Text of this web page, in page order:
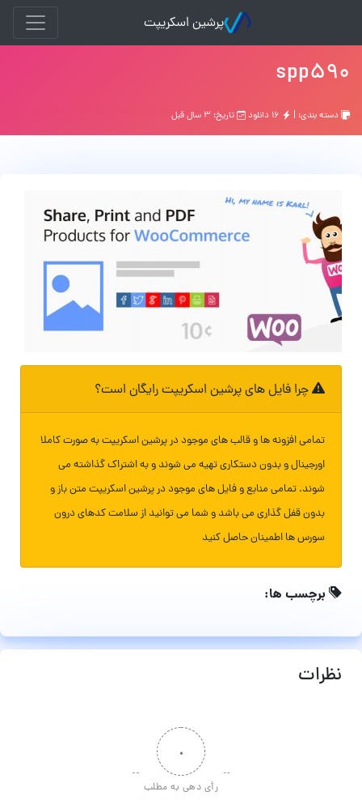
پرشین اسکریپت
spp590
دسته بندی: | تاریخ: ۳ سال قبل
چرا فایل های پرشین اسکریپت رایگان است؟
تمامی افزونه ها و قالب های موجود در پرشین اسکریپت به صورت کاملا
اورجینال و بدون دستکاری تهیه می شوند و به اشتراک گذاشته می
شوند. تمامی منابع و فایل های موجود در پرشین اسکریپت متن باز و
بدون قفل گذاری می باشد و شما می توانید از سلامت کدهای درون
سورس ها اطمینان حاصل کنید
برچسب ها:
نظرات
۰
رأی دهی به مطلب